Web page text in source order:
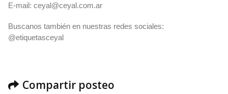
E-mail: ceyal@ceyal.com.ar
Buscanos también en nuestras redes sociales:
@etiquetasceyal
Compartir posteo